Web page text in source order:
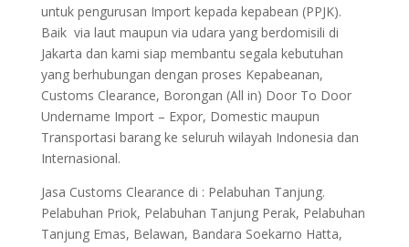
untuk pengurusan Import kepada kepabean (PPJK).
Baik via laut maupun via udara yang berdomisili di
Jakarta dan kami siap membantu segala kebutuhan
yang berhubungan dengan proses Kepabeanan,
Customs Clearance, Borongan (All in) Door To Door
Undername Import – Expor, Domestic maupun
Transportasi barang ke seluruh wilayah Indonesia dan
Internasional.
Jasa Customs Clearance di : Pelabuhan Tanjung.
Pelabuhan Priok, Pelabuhan Tanjung Perak, Pelabuhan
Tanjung Emas, Belawan, Bandara Soekarno Hatta,